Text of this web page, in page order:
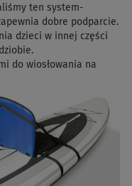
ten system-
dobre podparcie.
dzieci w innej części
do wiosłowania na